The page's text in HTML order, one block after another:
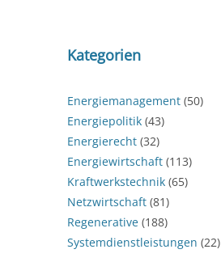
Kategorien
Energiemanagement (50)
Energiepolitik (43)
Energierecht (32)
Energiewirtschaft (113)
Kraftwerkstechnik (65)
Netzwirtschaft (81)
Regenerative (188)
Systemdienstleistungen (22)